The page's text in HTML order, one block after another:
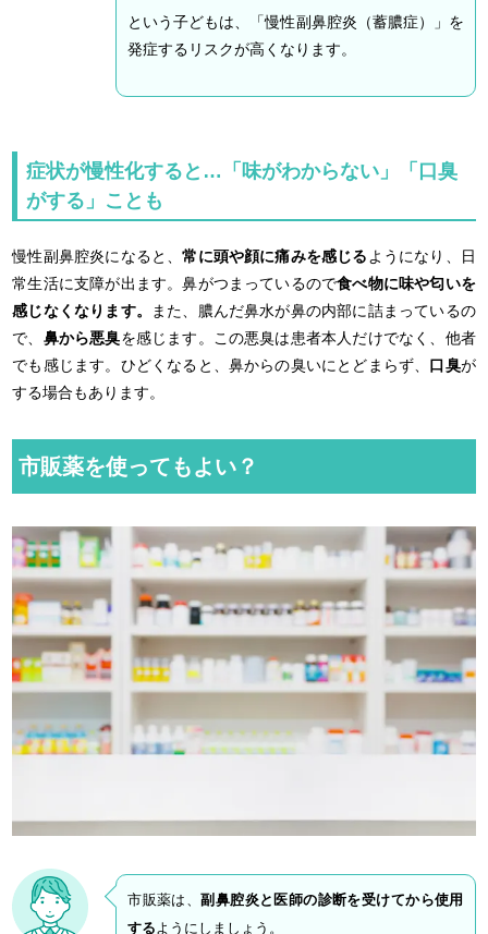
という子どもは、「慢性副鼻腔炎（蓄膿症）」を
発症するリスクが高くなります。
症状が慢性化すると…「味がわからない」「口臭
がする」ことも
慢性副鼻腔炎になると、常に頭や顔に痛みを感じる ようになり、日
常生活に支障が出ます。鼻がつまっているので食べ物に味や匂いを
感じなくなります。
また、膿んだ鼻水が鼻の内部に詰まっているの
で、 鼻から悪臭を感じます。この悪臭は患者本人だけでなく、他者
でも感じます。ひどくなると、鼻からの臭いにとどまらず、 口臭が
する場合もあります。
市販薬を使ってもよい？
市販薬は、副鼻腔炎と医師の診断を受けてから使用
する ようにしましょう。